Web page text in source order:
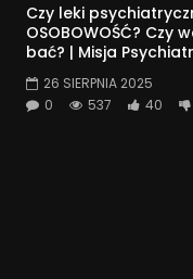
Czy leki
OSOBOWOŚĆ? Czy
bać? | Misja
26 SIERPNIA 2025
0
537 40